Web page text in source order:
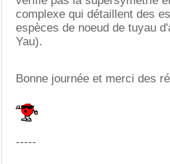
complexe qui détaillent des
espèces de noeud de tuyau
Yau).
Bonne journée et merci des
-----